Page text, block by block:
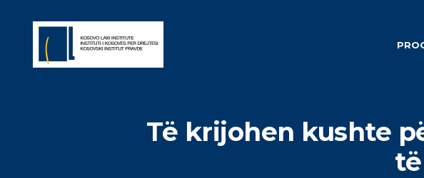
Të krijohen kushte